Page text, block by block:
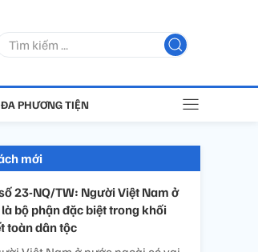
ĐA PHƯƠNG TIỆN
mới
23-NQ/TW: Người Việt Nam ở
bộ phận đặc biệt trong khối
toàn dân tộc